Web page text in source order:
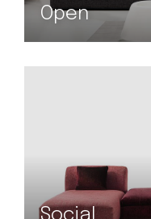
Open